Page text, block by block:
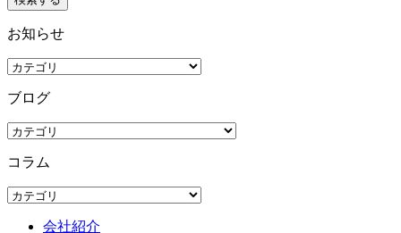
お知らせ
ブログ
コラム
会社紹介